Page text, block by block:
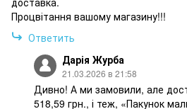
Процвітання вашому магазину!!!
Ответить
Дарія Журба
21.03.2026 в 21:58
Дивно! А ми замовили, але
518,59 грн., і теж, «Пакунок